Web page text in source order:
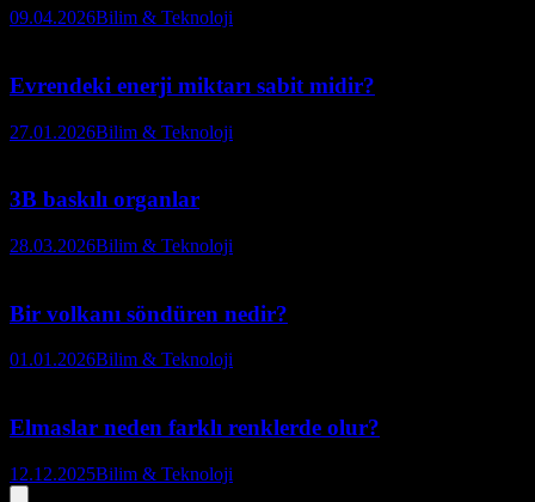
09.04.2026Bilim & Teknoloji
Evrendeki enerji miktarı sabit midir?
27.01.2026Bilim & Teknoloji
3B baskılı organlar
28.03.2026Bilim & Teknoloji
Bir volkanı söndüren nedir?
01.01.2026Bilim & Teknoloji
Elmaslar neden farklı renklerde olur?
12.12.2025Bilim & Teknoloji